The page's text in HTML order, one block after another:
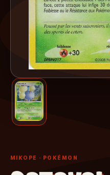
MIKOPE · POKÉMON